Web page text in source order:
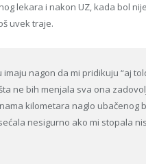
lekara i nakon UZ, kada bol
uvek traje.
nagon da mi pridikuju “aj
ne bih menjala sva ona
kilometara naglo ubačenog
nesigurno ako mi stopala